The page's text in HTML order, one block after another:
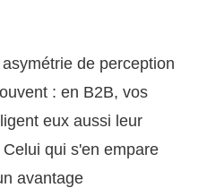
de perception
: en B2B, vos
eux aussi leur
qui s'en empare
avantage